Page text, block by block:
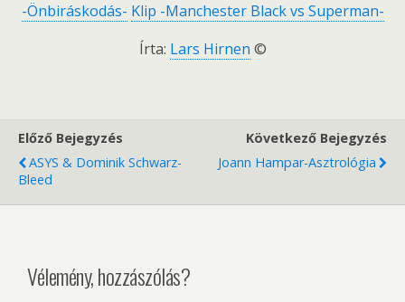
-Önbiráskodás- Klip -Manchester Black vs Superman-
Írta: Lars Hirnen ©
Előző Bejegyzés
ASYS & Dominik Schwarz-
Bleed
Következő Bejegyzés
Joann Hampar-Asztrológia
Vélemény, hozzászólás?